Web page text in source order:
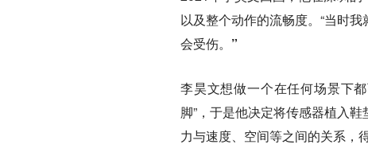
以及整个动作的流畅度。“当时我
会受伤。”
李昊文想做一个在任何场景下
脚”，于是他决定将传感器植入
力与速度、空间等之间的关系，